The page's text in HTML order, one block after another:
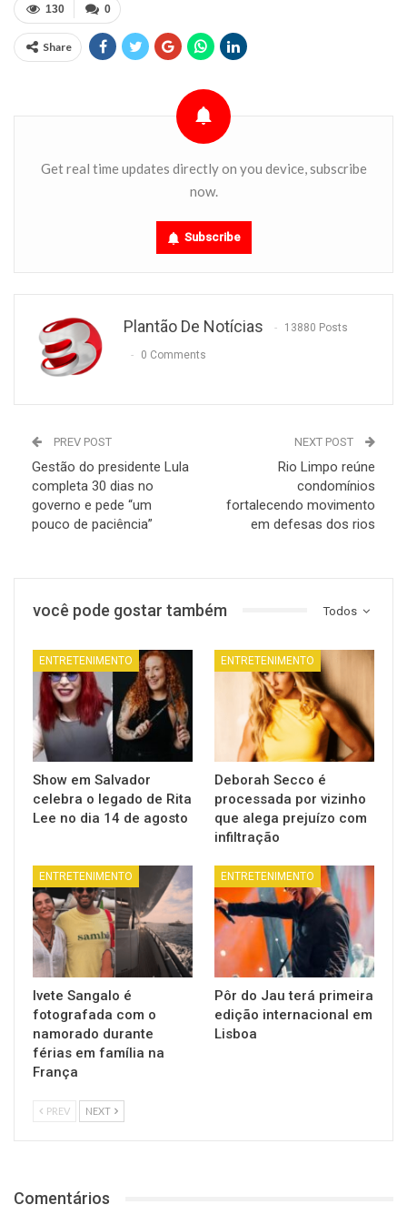
0
130
Share
Get real time updates directly on you device, subscribe
now.
Subscribe
Plantão De Notícias 13880 Posts
0 Comments
PREV POST
Gestão do presidente Lula
completa 30 dias no
governo e pede “um
pouco de paciência”
NEXT POST
Rio Limpo reúne
condomínios
fortalecendo movimento
em defesas dos rios
Todos
você pode gostar também
ENTRETENIMENTO
Show em Salvador
celebra o legado de Rita
Lee no dia 14 de agosto
ENTRETENIMENTO
Deborah Secco é
processada por vizinho
que alega prejuízo com
infiltração
ENTRETENIMENTO
Ivete Sangalo é
fotografada com o
namorado durante
férias em família na
França
ENTRETENIMENTO
Pôr do Jau terá primeira
edição internacional em
Lisboa
PREV NEXT
Comentários